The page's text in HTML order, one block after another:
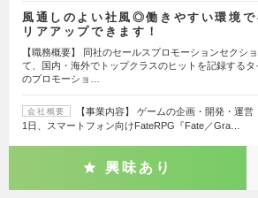
風通しのよい社風◎働きやすい環境で
リアアップできます！
【職務概要】 同社のセールスプロモーションセクシ
て、国内・海外でトップクラスのヒットを記録するタ
のプロモーショ…
会社概要
【事業内容】 ゲームの企画・開発・運
1日、スマートフォン向けFateRPG『Fate／Gra…
興味あり